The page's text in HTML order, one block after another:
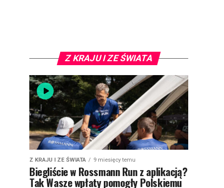
Z KRAJU I ZE ŚWIATA
Z KRAJU I ZE ŚWIATA 9 miesięcy temu
Biegliście w Rossmann Run z aplikacją?
Tak Wasze wpłaty pomogły Polskiemu